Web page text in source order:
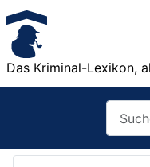
Das Kriminal-Lexikon,